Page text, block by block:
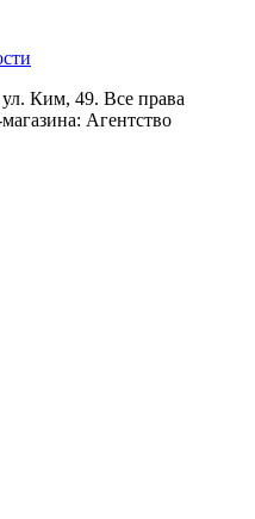
Ким, 49. Все права
Агентство